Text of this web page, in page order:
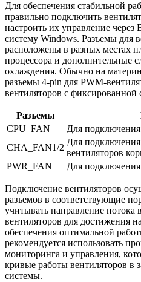
Для обеспечения стабильной
правильно подключить
настроить их управление
систему Windows. Разъемы для
расположены в разных местах
процессора и дополнительные
охлаждения. Обычно на
разъемы 4-pin для PWM-
вентиляторов с фиксированной
Разъемы
CPU_FAN
Для подключения
CHA_FAN1/2
Для
вентиляторов
PWR_FAN
Для
Подключение вентиляторов
разъемов в соответствующие
учитывать направление потока
вентиляторов для достижения
обеспечения оптимальной
рекомендуется использовать
мониторинга и управления,
кривые работы вентиляторов в
системы.